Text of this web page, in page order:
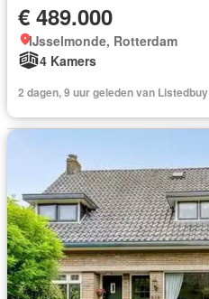
€ 489.000
IJsselmonde, Rotterdam
4 Kamers
2 dagen, 9 uur geleden van Listedbuy